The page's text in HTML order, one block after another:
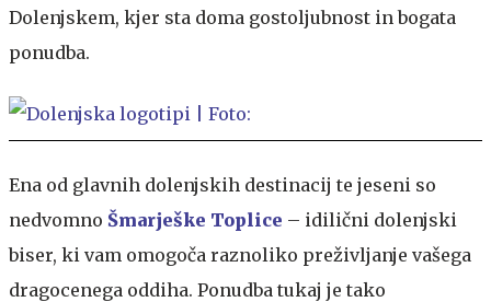
Dolenjskem, kjer sta doma gostoljubnost in bogata
ponudba.
Ena od glavnih dolenjskih destinacij te jeseni so
nedvomno Šmarješke Toplice – idilični dolenjski
biser, ki vam omogoča raznoliko preživljanje vašega
dragocenega oddiha. Ponudba tukaj je tako